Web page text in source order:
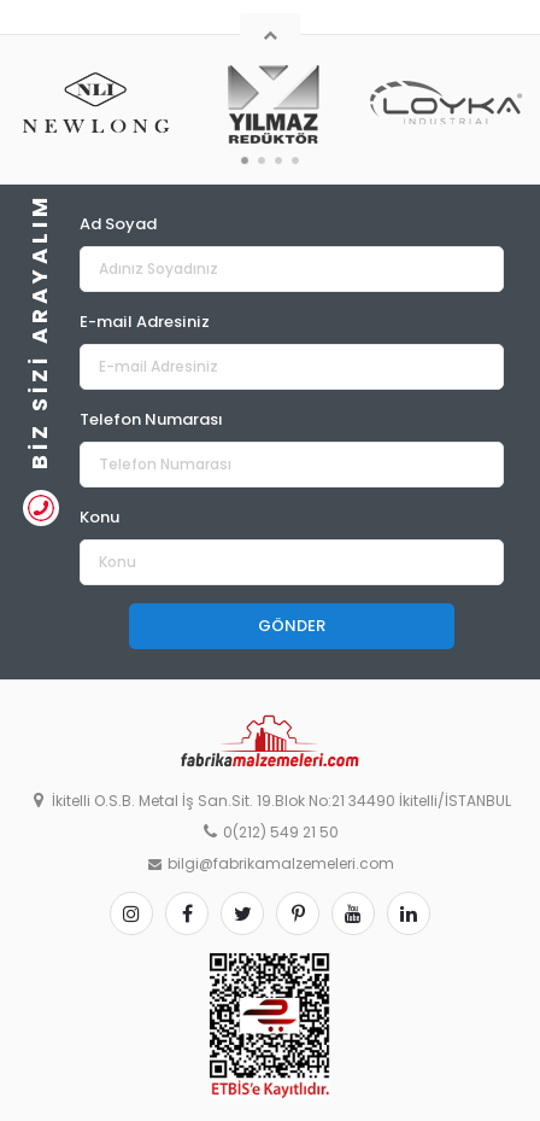
BIZ SIZI ARAYALIM Ad Soyad
E-mail Adresiniz
Telefon Numarası
Konu
GÖNDER
İkitelli O.S.B. Metal İş San.Sit. 19.Blok No:21 34490 İkitelli/İSTANBUL
0(212) 549 21 50
bilgi@fabrikamalzemeleri.com